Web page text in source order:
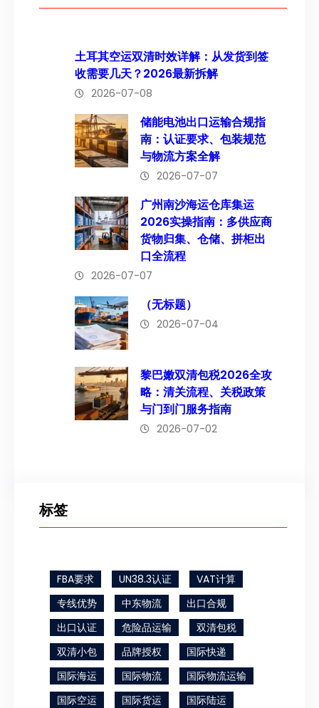
土耳其空运双清时效详解：从发货到签
收需要几天？2026最新拆解
2026-07-08
储能电池出口运输合规指
南：认证要求、包装规范
与物流方案全解
2026-07-07
广州南沙海运仓库集运
2026实操指南：多供应商
货物归集、仓储、拼柜出
口全流程
2026-07-07
（无标题）
2026-07-04
黎巴嫩双清包税2026全攻
略：清关流程、关税政策
与门到门服务指南
2026-07-02
标签
FBA要求 UN38.3认证
VAT计算
专线优势
中东物流
出口合规
出口认证
危险品运输
双清包税
双清小包
品牌授权
国际快递
国际海运
国际物流
国际物流运输
国际空运
国际货运
国际陆运